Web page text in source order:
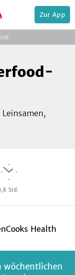
Zur App
zeigen
Std.
Health
wöchentlichen